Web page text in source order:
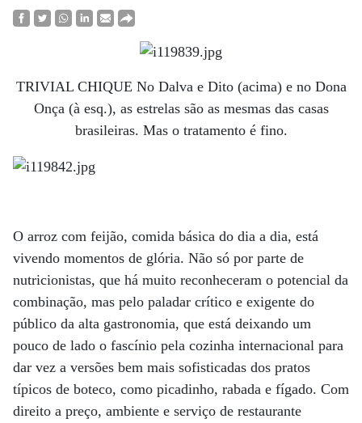
TRIVIAL CHIQUE No Dalva e Dito (acima) e no Dona
Onça (à esq.), as estrelas são as mesmas das casas
brasileiras. Mas o tratamento é fino.
O arroz com feijão, comida básica do dia a dia, está
vivendo momentos de glória. Não só por parte de
nutricionistas, que há muito reconheceram o potencial da
combinação, mas pelo paladar crítico e exigente do
público da alta gastronomia, que está deixando um
pouco de lado o fascínio pela cozinha internacional para
dar vez a versões bem mais sofisticadas dos pratos
típicos de boteco, como picadinho, rabada e fígado. Com
direito a preço, ambiente e serviço de restaurante